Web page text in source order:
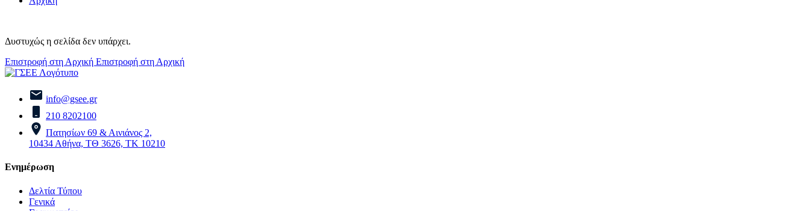
Δυστυχώς η σελίδα δεν υπάρχει.
Επιστροφή στη Αρχική Επιστροφή στη Αρχική
info@gsee.gr
210 8202100
Πατησίων 69 & Αινιάνος 2,
10434 Αθήνα, ΤΘ 3626, ΤΚ 10210
Ενημέρωση
Δελτία Τύπου
Γενικά